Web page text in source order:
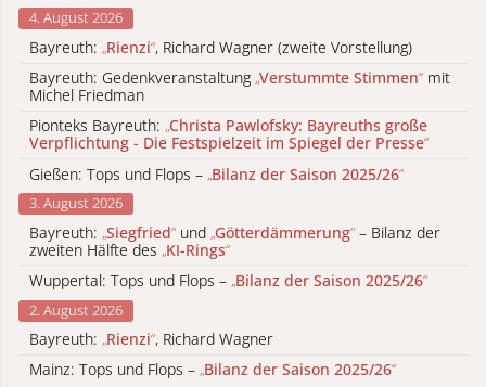
4. August 2026
Bayreuth: „Rienzi“, Richard Wagner (zweite Vorstellung)
Bayreuth: Gedenkveranstaltung „Verstummte Stimmen“ mit
Michel Friedman
Pionteks Bayreuth: „Christa Pawlofsky: Bayreuths große
Verpflichtung - Die Festspielzeit im Spiegel der Presse“
Gießen: Tops und Flops – „Bilanz der Saison 2025/26“
3. August 2026
Bayreuth: „Siegfried“ und „Götterdämmerung“ – Bilanz der
zweiten Hälfte des „KI-Rings“
Wuppertal: Tops und Flops – „Bilanz der Saison 2025/26“
2. August 2026
Bayreuth: „Rienzi“, Richard Wagner
Mainz: Tops und Flops – „Bilanz der Saison 2025/26“